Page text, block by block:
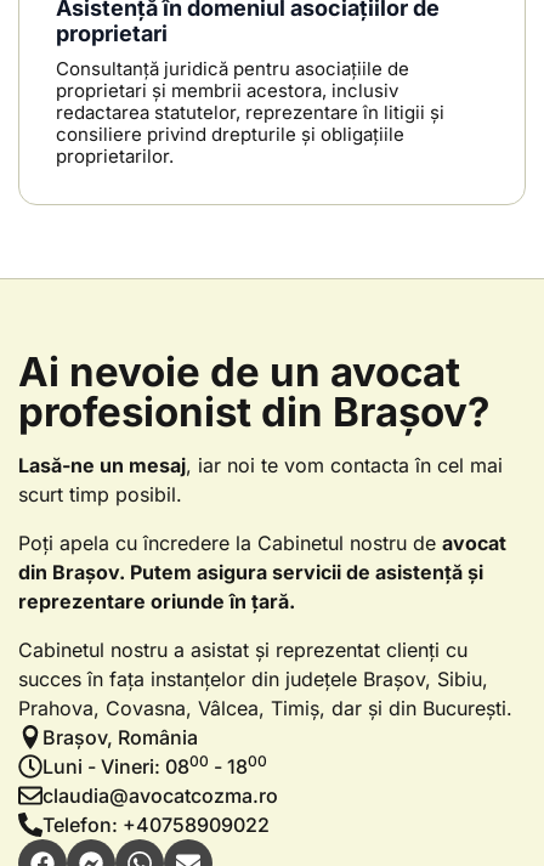
Asistență în domeniul asociațiilor de
proprietari
Consultanță juridică pentru asociațiile de
proprietari și membrii acestora, inclusiv
redactarea statutelor, reprezentare în litigii și
consiliere privind drepturile și obligațiile
proprietarilor.
Ai nevoie de un avocat
profesionist din Brașov?​
Lasă-ne un mesaj, iar noi te vom contacta în cel mai
scurt timp posibil.
Poți apela cu încredere la Cabinetul nostru de avocat
din Brașov. Putem asigura servicii de asistență și
reprezentare oriunde în țară.
Cabinetul nostru a asistat și reprezentat clienți cu
succes în fața instanțelor din județele Brașov, Sibiu,
Prahova, Covasna, Vâlcea, Timiș, dar și din București.
Brașov, România
Luni - Vineri: 0800 - 1800
claudia@avocatcozma.ro
Telefon: +40758909022